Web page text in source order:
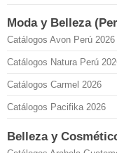
Moda y Belleza
Catálogos Avon Perú 2026
Catálogos Natura Perú
Catálogos Carmel 2026
Catálogos Pacifika 2026
Belleza y